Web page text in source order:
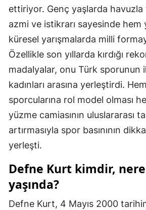
Isparta
Mersin
İstanbul
İzmir
Kars
Kastamonu
Kocaeli
ettiriyor. Genç yaşlarda havuzla
azmi ve istikrarı sayesinde hem
küresel yarışmalarda milli
Özellikle son yıllarda kırdığı
madalyalar, onu Türk sporunun
kadınları arasına yerleştirdi.
sporcularına rol model olması
yüzme camiasının uluslararası
artırmasıyla spor basınının
yerleşti.
Defne Kurt kimdir,
yaşında?
Defne Kurt, 4 Mayıs 2000